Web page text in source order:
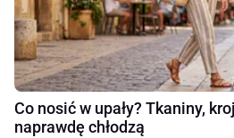
Co nosić w upały? Tkaniny,
naprawdę chłodzą